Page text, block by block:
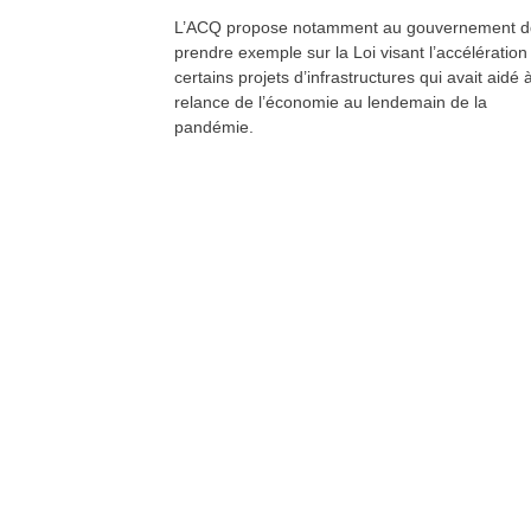
L’ACQ propose notamment au gouvernement
prendre exemple sur la Loi visant
certains projets d’infrastructures qui avait aidé
relance de l’économie au lendemain de la
pandémie.